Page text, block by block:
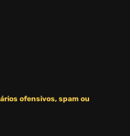
ofensivos, spam ou